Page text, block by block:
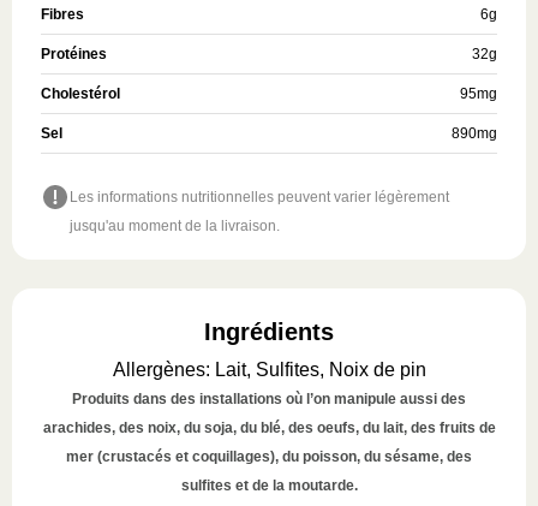
Fibres 6g
Protéines 32g
Cholestérol 95mg
Sel 890mg
Les informations nutritionnelles peuvent varier légèrement
jusqu'au moment de la livraison.
Ingrédients
Allergènes: Lait, Sulfites, Noix de pin
Produits dans des installations où l’on manipule aussi des
arachides, des noix, du soja, du blé, des oeufs, du lait, des fruits de
mer (crustacés et coquillages), du poisson, du sésame, des
sulfites et de la moutarde.